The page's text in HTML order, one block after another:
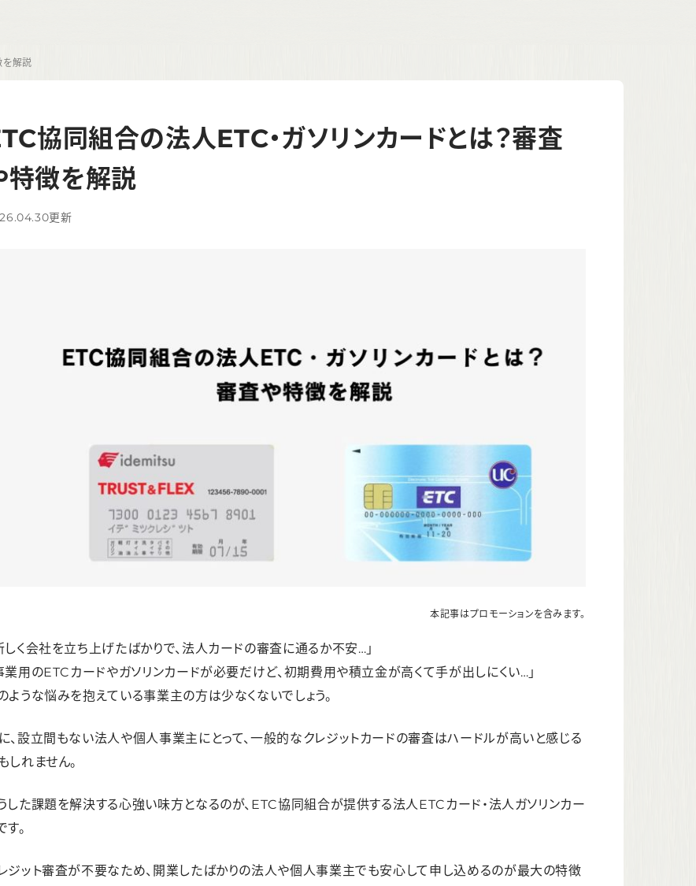
を解説
協同組合の法人ETC・ガソリンカードとは？審査
特徴を解説
更新
本記事はプロモーションを含みます。
しく会社を立ち上げたばかりで、法人カードの審査に通るか不安…」
業用のETCカードやガソリンカードが必要だけど、初期費用や積立金が高くて手が出しにくい…」
ような悩みを抱えている事業主の方は少なくないでしょう。
、設立間もない法人や個人事業主にとって、一般的なクレジットカードの審査はハードルが高いと感じる
しれません。
した課題を解決する心強い味方となるのが、ETC協同組合が提供する法人ETCカード・法人ガソリンカー
す。
ジット審査が不要なため、開業したばかりの法人や個人事業主でも安心して申し込めるのが最大の特徴